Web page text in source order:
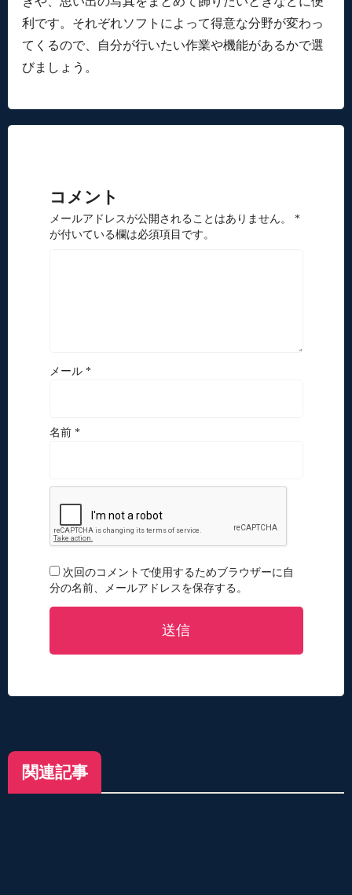
利です。それぞれソフトによって得意な分野が変わっ
てくるので、自分が行いたい作業や機能があるかで選
びましょう。
コメント
メールアドレスが公開されることはありません。 *
が付いている欄は必須項目です。
メール *
名前 *
次回のコメントで使用するためブラウザーに自
分の名前、メールアドレスを保存する。
送信
関連記事